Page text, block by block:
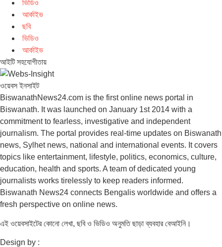
ভিডিও
আর্কাইভ
ছবি
ভিডিও
আর্কাইভ
আইটি সহযোগীতায়
ওয়েবস ইনসাইট
BiswanathNews24.com is the first online news portal in
Biswanath. It was launched on January 1st 2014 with a
commitment to fearless, investigative and independent
journalism. The portal provides real-time updates on Biswanath
news, Sylhet news, national and international events. It covers
topics like entertainment, lifestyle, politics, economics, culture,
education, health and sports. A team of dedicated young
journalists works tirelessly to keep readers informed.
Biswanath News24 connects Bengalis worldwide and offers a
fresh perspective on online news.
এই ওয়েবসাইটের কোনো লেখা, ছবি ও ভিডিও অনুমতি ছাড়া ব্যবহার বেআইনি।
Design by :